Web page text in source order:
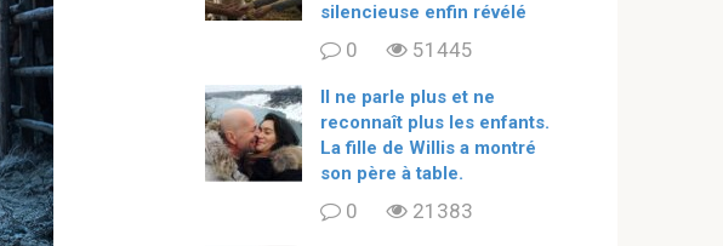
silencieuse enfin révélé
0 51445
Il ne parle plus et ne
reconnaît plus les enfants.
La fille de Willis a montré
son père à table.
0 21383